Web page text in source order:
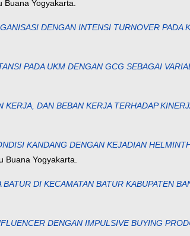
Buana Yogyakarta.
DENGAN INTENSI TURNOVER PADA
PADA UKM DENGAN GCG SEBAGAI
DAN BEBAN KERJA TERHADAP
KANDANG DENGAN KEJADIAN
Buana Yogyakarta.
DI KECAMATAN BATUR KABUPATEN
DENGAN IMPULSIVE BUYING